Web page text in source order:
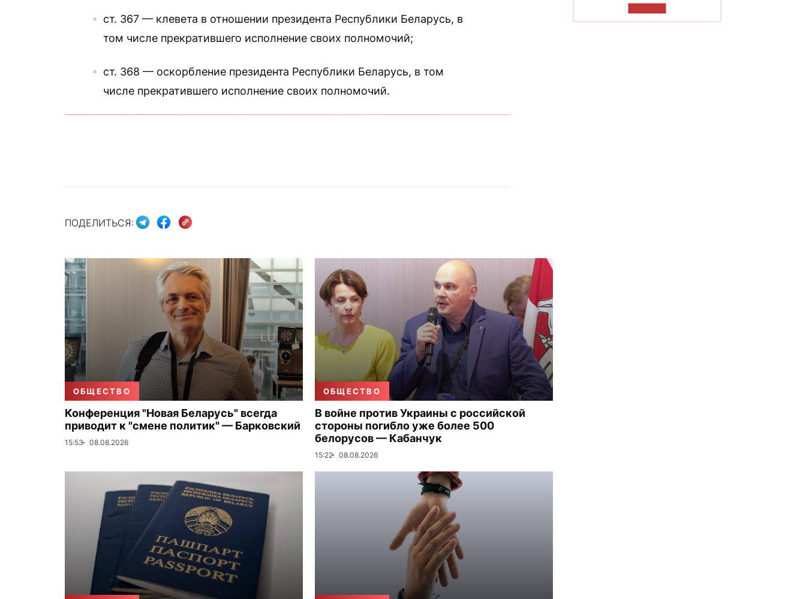
ст. 367 — клевета в отношении президента Республики Беларусь, в
том числе прекратившего исполнение своих полномочий;
ст. 368 — оскорбление президента Республики Беларусь, в том
числе прекратившего исполнение своих полномочий.
ПОДЕЛИТЬСЯ:
ОБЩЕСТВО
Конференция "Новая Беларусь" всегда
приводит к "смене политик" — Барковский
15:53 08.08.2026
ОБЩЕСТВО
В войне против Украины с российской
стороны погибло уже более 500
белорусов — Кабанчук
15:22 08.08.2026